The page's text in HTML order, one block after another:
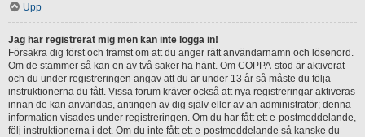
Upp
Jag har registrerat mig men kan inte logga in!
Försäkra dig först och främst om att du anger rätt användarnamn och lösenord.
Om de stämmer så kan en av två saker ha hänt. Om COPPA-stöd är aktiverat
och du under registreringen angav att du är under 13 år så måste du följa
instruktionerna du fått. Vissa forum kräver också att nya registreringar aktiveras
innan de kan användas, antingen av dig själv eller av an administratör; denna
information visades under registreringen. Om du har fått ett e-postmeddelande,
följ instruktionerna i det. Om du inte fått ett e-postmeddelande så kanske du